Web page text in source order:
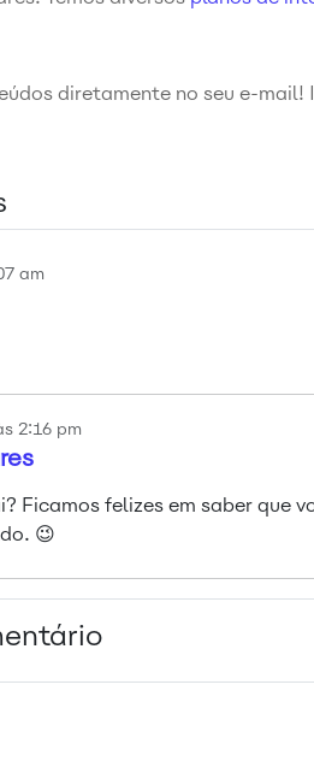
diretamente no seu e-mail!
am
2:16 pm
Ficamos felizes em saber que
😉